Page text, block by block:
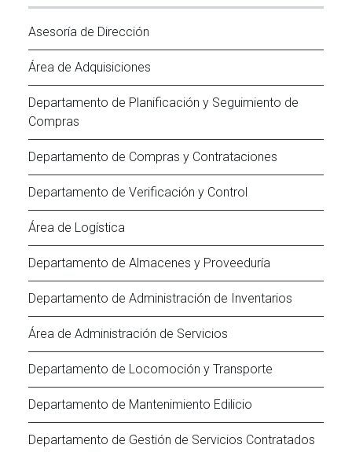
Asesoría de Dirección
Área de Adquisiciones
Departamento de Planificación y Seguimiento de
Compras
Departamento de Compras y Contrataciones
Departamento de Verificación y Control
Área de Logística
Departamento de Almacenes y Proveeduría
Departamento de Administración de Inventarios
Área de Administración de Servicios
Departamento de Locomoción y Transporte
Departamento de Mantenimiento Edilicio
Departamento de Gestión de Servicios Contratados